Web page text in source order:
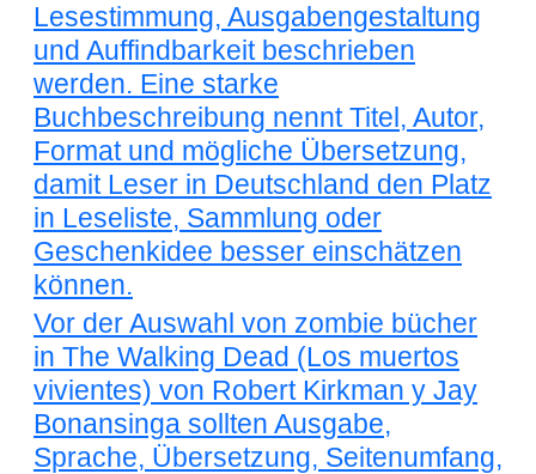
Lesestimmung, Ausgabengestaltung
und Auffindbarkeit beschrieben
werden. Eine starke
Buchbeschreibung nennt Titel, Autor,
Format und mögliche Übersetzung,
damit Leser in Deutschland den Platz
in Leseliste, Sammlung oder
Geschenkidee besser einschätzen
können.
Vor der Auswahl von zombie bücher
in The Walking Dead (Los muertos
vivientes) von Robert Kirkman y Jay
Bonansinga sollten Ausgabe,
Sprache, Übersetzung, Seitenumfang,